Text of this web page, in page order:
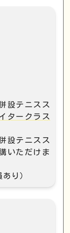
設テニスス
タークラス
設テニスス
いただけま
り）